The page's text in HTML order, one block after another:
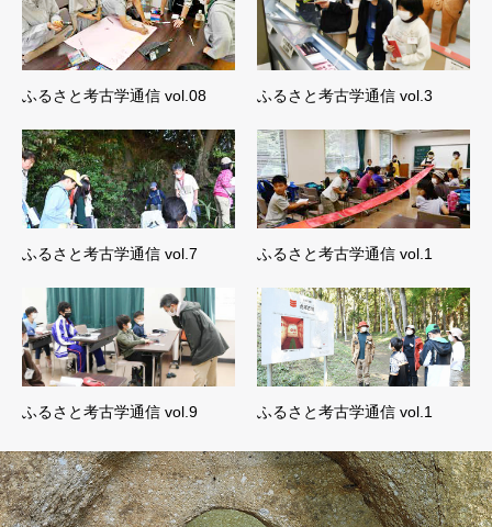
ふるさと考古学通信 vol.08 ふるさと考古学通信 vol.3
ふるさと考古学通信 vol.7 ふるさと考古学通信 vol.1
ふるさと考古学通信 vol.9 ふるさと考古学通信 vol.1